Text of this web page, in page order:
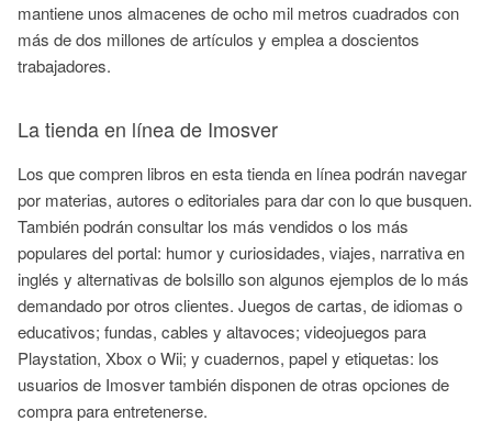
mantiene unos almacenes de ocho mil metros cuadrados con
más de dos millones de artículos y emplea a doscientos
trabajadores.
La tienda en línea de Imosver
Los que compren libros en esta tienda en línea podrán navegar
por materias, autores o editoriales para dar con lo que busquen.
También podrán consultar los más vendidos o los más
populares del portal: humor y curiosidades, viajes, narrativa en
inglés y alternativas de bolsillo son algunos ejemplos de lo más
demandado por otros clientes. Juegos de cartas, de idiomas o
educativos; fundas, cables y altavoces; videojuegos para
Playstation, Xbox o Wii; y cuadernos, papel y etiquetas: los
usuarios de Imosver también disponen de otras opciones de
compra para entretenerse.